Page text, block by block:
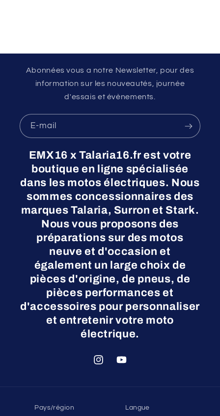
Abonnées vous a notre Newsletter, pour des
information sur les nouveautés, journée
d'essais et évènements.
E-mail
EMX16 x Talaria16.fr est votre
boutique en ligne spécialisée
dans les motos électriques. Nous
sommes concessionnaires des
marques Talaria, Surron et Stark.
Nous vous proposons des
préparations sur des motos
neuve et d'occasion et
également un large choix de
pièces d'origine, de pneus, de
pièces performances et
d'accessoires pour personnaliser
et entretenir votre moto
électrique.
InstagramYouTube
Pays/région Langue